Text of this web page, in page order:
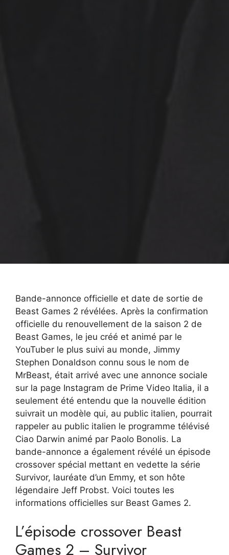
Bande-annonce officielle et date de sortie de
Beast Games 2 révélées. Après la confirmation
officielle du renouvellement de la saison 2 de
Beast Games, le jeu créé et animé par le
YouTuber le plus suivi au monde, Jimmy
Stephen Donaldson connu sous le nom de
MrBeast, était arrivé avec une annonce sociale
sur la page Instagram de Prime Video Italia, il a
seulement été entendu que la nouvelle édition
suivrait un modèle qui, au public italien, pourrait
rappeler au public italien le programme télévisé
Ciao Darwin animé par Paolo Bonolis. La
bande-annonce a également révélé un épisode
crossover spécial mettant en vedette la série
Survivor, lauréate d’un Emmy, et son hôte
légendaire Jeff Probst. Voici toutes les
informations officielles sur Beast Games 2.
L’épisode crossover Beast
Games 2 – Survivor